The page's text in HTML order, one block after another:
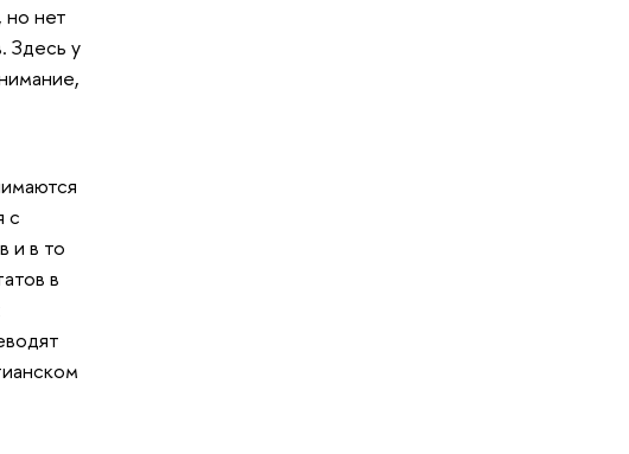
но нет
Здесь у
с
и в то
в